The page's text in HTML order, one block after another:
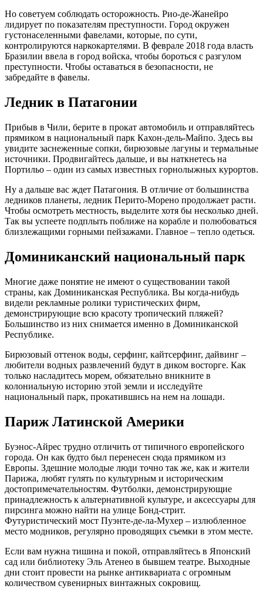
Но советуем соблюдать осторожность. Рио-де-Жанейро
лидирует по показателям преступности. Город окружен
густонаселенными фавелами, которые, по сути,
контролируются наркокартелями. В феврале 2018 года власть
Бразилии ввела в город войска, чтобы бороться с разгулом
преступности. Чтобы оставаться в безопасности, не
забредайте в фавелы.
Ледник в Патагонии
Прибыв в Чили, берите в прокат автомобиль и отправляйтесь
прямиком в национальный парк Кахон-дель-Майпо. Здесь вы
увидите заснеженные сопки, бирюзовые лагуны и термальные
источники. Продвигайтесь дальше, и вы наткнетесь на
Портильо – один из самых известных горнолыжных курортов.
Ну а дальше вас ждет Патагония. В отличие от большинства
ледников планеты, ледник Перито-Морено продолжает расти.
Чтобы осмотреть местность, выделите хотя бы несколько дней.
Так вы успеете подплыть поближе на корабле и полюбоваться
близлежащими горными пейзажами. Главное – тепло одеться.
Доминиканский национальный парк
Многие даже понятие не имеют о существовании такой
страны, как Доминиканская Республика. Вы когда-нибудь
видели рекламные ролики туристических фирм,
демонстрирующие всю красоту тропический пляжей?
Большинство из них снимается именно в Доминиканской
Республике.
Бирюзовый оттенок воды, серфинг, кайтсерфинг, дайвинг –
любители водных развлечений будут в диком восторге. Как
только насладитесь морем, обязательно вникните в
колониальную историю этой земли и исследуйте
национальный парк, прокатившись на нем на лошади.
Париж Латинской Америки
Буэнос-Айрес трудно отличить от типичного европейского
города. Он как будто был перенесен сюда прямиком из
Европы. Здешние молодые люди точно так же, как и жители
Парижа, любят гулять по культурным и историческим
достопримечательностям. Футболки, демонстрирующие
принадлежность к альтернативной культуре, и аксессуары для
пирсинга можно найти на улице Бонд-стрит.
Футуристический мост Пуэнте‑де‑ла‑Мухер – излюбленное
место модников, регулярно проводящих съемки в этом месте.
Если вам нужна тишина и покой, отправляйтесь в Японский
сад или библиотеку Эль Атенео в бывшем театре. Выходные
дни стоит провести на рынке антиквариата с огромным
количеством сувенирных винтажных сокровищ.